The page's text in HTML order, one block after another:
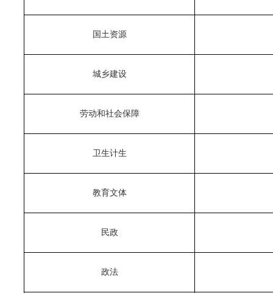
国土资源
城乡建设
劳动和社会保障
卫生计生
教育文体
民政
政法